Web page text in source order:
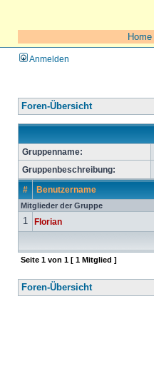
Home
Anmelden
Foren-Übersicht
Gruppenname:
Gruppenbeschreibung:
# Benutzername
Mitglieder der Gruppe
1 Florian
Seite 1 von 1 [ 1 Mitglied ]
Foren-Übersicht